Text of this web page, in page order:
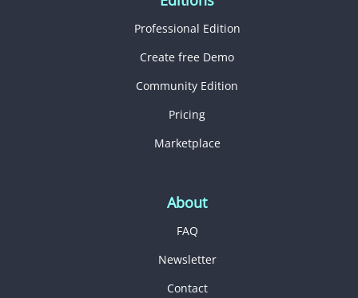
Professional Edition
Create free Demo
Community Edition
Pricing
Marketplace
About
FAQ
Newsletter
Contact